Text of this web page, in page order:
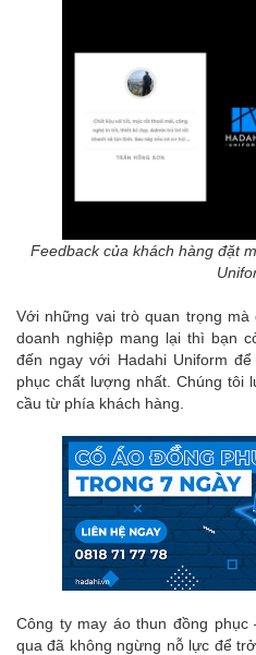
Feedback của khách hàng đặt
Với những vai trò quan trọng
doanh nghiệp mang lại thì bạn
đến ngay với Hadahi Uniform
phục chất lượng nhất. Chúng tôi
cầu từ phía khách hàng.
Công ty may áo thun đồng phục
qua đã không ngừng nỗ lực để